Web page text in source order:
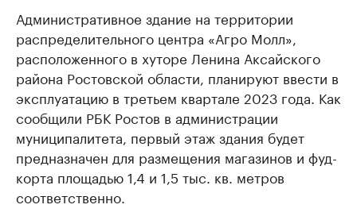
Административное здание на территории
распределительного центра «Агро Молл»,
расположенного в хуторе Ленина Аксайского
района Ростовской области, планируют ввести в
эксплуатацию в третьем квартале 2023 года. Как
сообщили РБК Ростов в администрации
муниципалитета, первый этаж здания будет
предназначен для размещения магазинов и фуд-
корта площадью 1,4 и 1,5 тыс. кв. метров
соответственно.